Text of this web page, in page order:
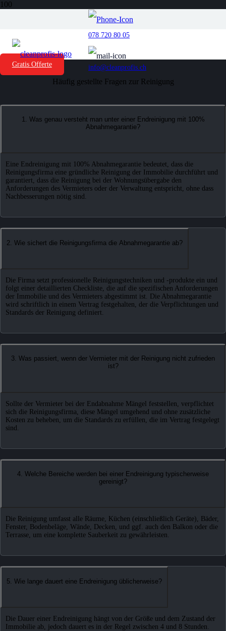
078 720 80 05
info@cleanprofis.ch
Gratis Offerte
FAQ über die Clean & Umzug Profis
AG
Häufig gestellte Fragen zur Reinigung
1. Was genau versteht man unter einer Endreinigung mit 100%
Abnahmegarantie?
Eine Endreinigung mit 100% Abnahmegarantie bedeutet, dass die
Reinigungsfirma eine gründliche Reinigung der Immobilie durchführt und
garantiert, dass die Reinigung bei der Wohnungsübergabe den
Anforderungen des Vermieters oder der Verwaltung entspricht, ohne dass
Nachbesserungen nötig sind.
2. Wie sichert die Reinigungsfirma die Abnahmegarantie ab?
Die Firma setzt professionelle Reinigungstechniken und -produkte ein und
folgt einer detaillierten Checkliste, die auf die spezifischen Anforderungen
der Immobilie und des Vermieters abgestimmt ist. Die Abnahmegarantie
wird schriftlich in einem Vertrag festgehalten, der die Verpflichtungen und
Standards der Reinigung definiert.
3. Was passiert, wenn der Vermieter mit der Reinigung nicht zufrieden
ist?
Sollte der Vermieter bei der Endabnahme Mängel feststellen, verpflichtet
sich die Reinigungsfirma, diese Mängel umgehend und ohne zusätzliche
Kosten zu beheben, um die Standards zu erfüllen, die im Vertrag festgelegt
sind.
4. Welche Bereiche werden bei einer Endreinigung typischerweise
gereinigt?
Die Reinigung umfasst alle Räume, Küchen (einschließlich Geräte), Bäder,
Fenster, Bodenbeläge, Wände, Decken, und ggf. auch den Balkon oder die
Terrasse, um eine komplette Sauberkeit zu gewährleisten.
5. Wie lange dauert eine Endreinigung üblicherweise?
Die Dauer einer Endreinigung hängt von der Größe und dem Zustand der
Immobilie ab, jedoch dauert es in der Regel zwischen 4 und 8 Stunden.